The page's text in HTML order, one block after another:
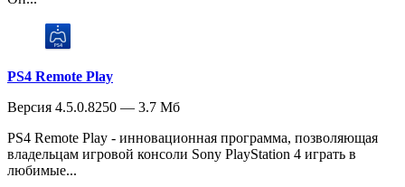
PS4 Remote Play
Версия 4.5.0.8250 — 3.7 Мб
PS4 Remote Play - инновационная программа, позволяющая
владельцам игровой консоли Sony PlayStation 4 играть в
любимые...